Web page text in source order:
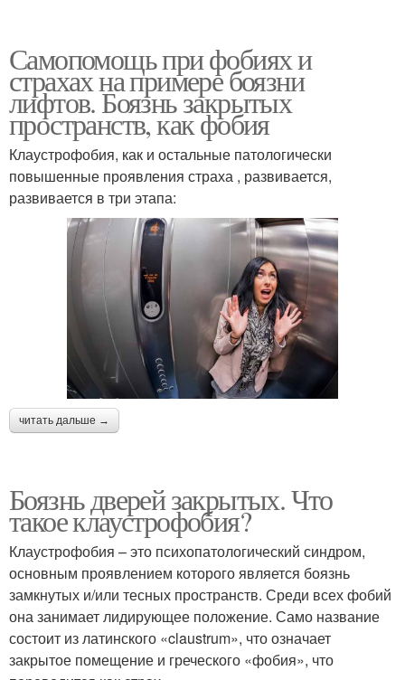
Самопомощь при фобиях и
страхах на примере боязни
лифтов. Боязнь закрытых
пространств, как фобия
Клаустрофобия, как и остальные патологически
повышенные проявления страха , развивается,
развивается в три этапа:
читать дальше →
Боязнь дверей закрытых. Что
такое клаустрофобия?
Клаустрофобия – это психопатологический синдром,
основным проявлением которого является боязнь
замкнутых и/или тесных пространств. Среди всех фобий
она занимает лидирующее положение. Само название
состоит из латинского «claustrum», что означает
закрытое помещение и греческого «фобия», что